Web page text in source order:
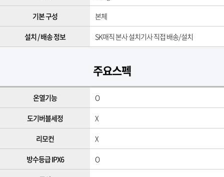
기본 구성 본체
설치 / 배송 정보 SK매직 본사 설치기사 직접 배송/설치
주요스펙
온열기능 O
도기버블세정 X
리모컨 X
방수등급 IPX6 O